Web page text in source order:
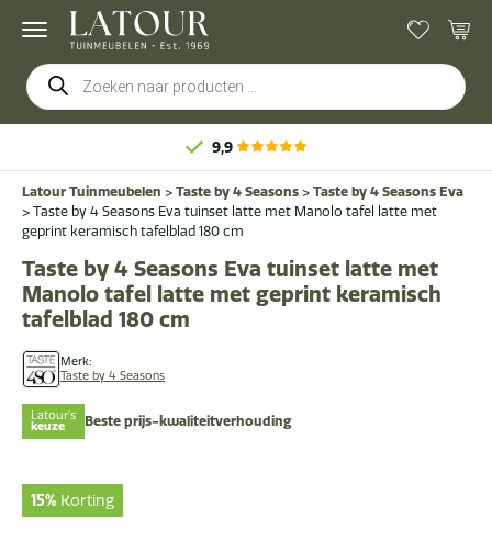
Producten
zoeken
9,9
Latour Tuinmeubelen > Taste by 4 Seasons > Taste by 4 Seasons Eva
> Taste by 4 Seasons Eva tuinset latte met Manolo tafel latte met
geprint keramisch tafelblad 180 cm
Merk:
Taste by 4 Seasons
Taste by 4 Seasons Eva tuinset latte met
Manolo tafel latte met geprint keramisch
tafelblad 180 cm
Latour's
keuze Beste prijs-kwaliteitverhouding
15% Korting